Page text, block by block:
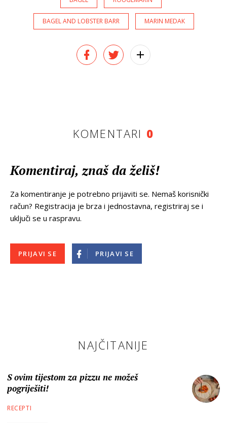
BAGEL AND LOBSTER BARR MARIN MEDAK
KOMENTARI 0
Komentiraj, znaš da želiš!
Za komentiranje je potrebno prijaviti se. Nemaš korisnički
račun? Registracija je brza i jednostavna, registriraj se i
uključi se u raspravu.
PRIJAVI SE PRIJAVI SE
NAJČITANIJE
S ovim tijestom za pizzu ne možeš
pogriješiti!
RECEPTI